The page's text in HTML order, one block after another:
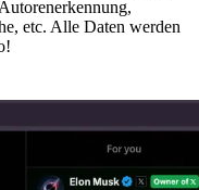
etc. Alle Daten werden